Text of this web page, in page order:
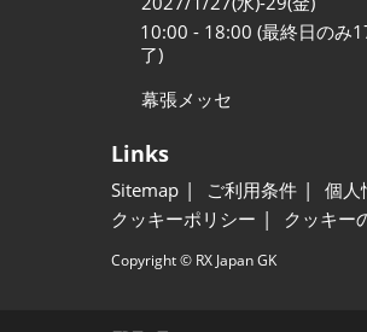
10:00 - 18:00 (最終日のみ
了)
幕張メッセ
Links
Sitemap ご利用条件 個人
クッキーポリシー
クッキー
Copyright © RX Japan GK